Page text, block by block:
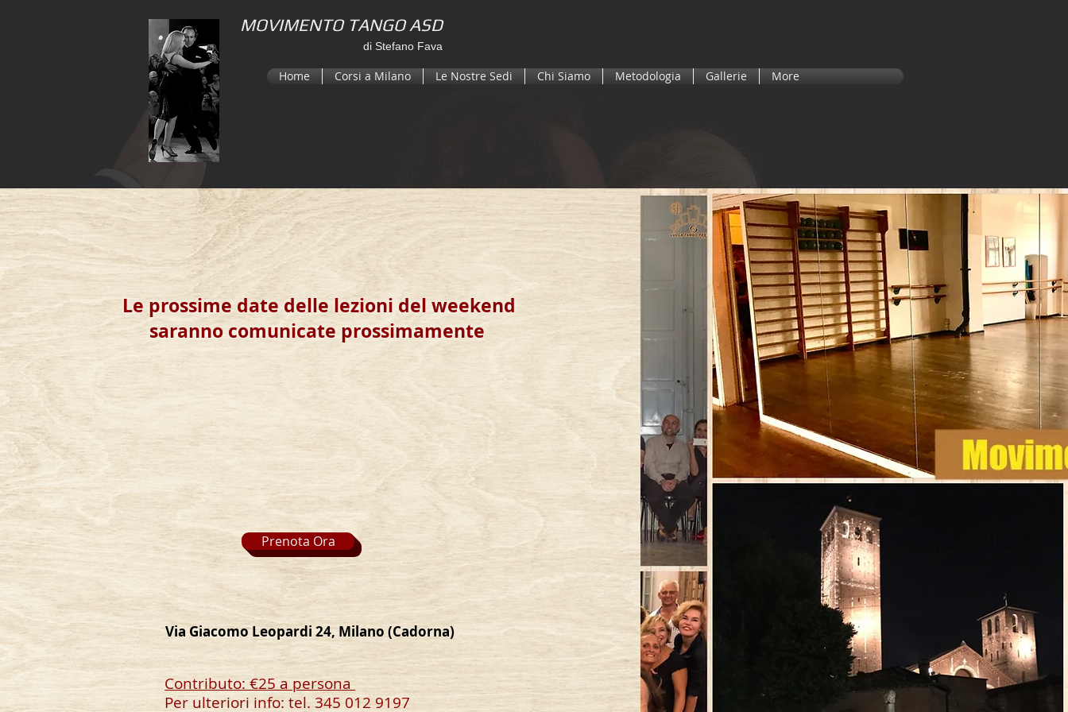
MOVIMENTO TANGO ASD
di Stefano Fava
Home Corsi a Milano Le Nostre Sedi Chi Siamo Metodologia Gallerie More
Le prossime date delle lezioni del weekend
saranno comunicate prossimamente
Prenota Ora
Via Giacomo Leopardi 24, Milano (Cadorna)
Contributo: €25 a persona
Per ulteriori info: tel. 345 012 9197